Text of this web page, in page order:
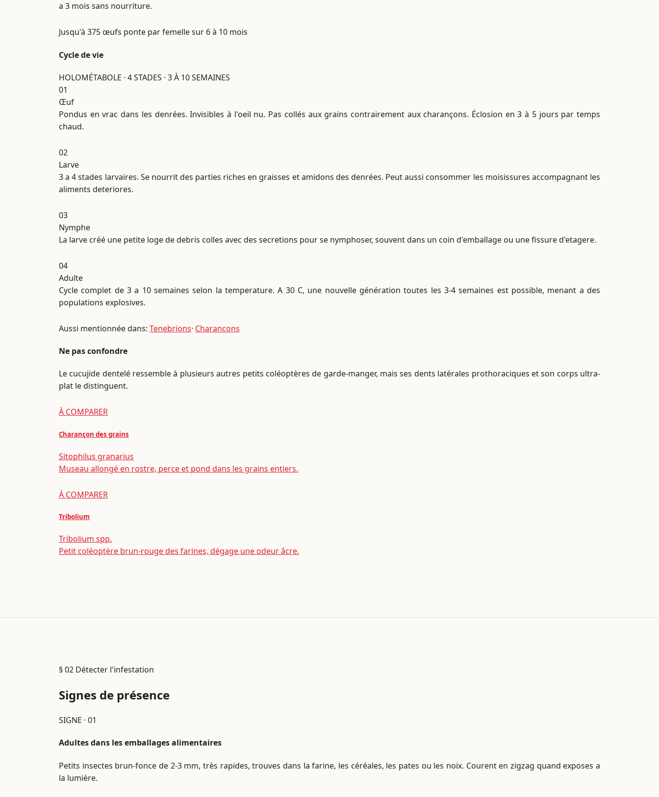
a 3 mois sans nourriture.
Jusqu'à 375 œufs ponte par femelle sur 6 à 10 mois
Cycle de vie
HOLOMÉTABOLE · 4 STADES · 3 À 10 SEMAINES
01
Œuf
Pondus en vrac dans les denrées. Invisibles à l'oeil nu. Pas collés aux grains contrairement aux charançons. Éclosion en 3 à 5 jours par temps
chaud.
02
Larve
3 a 4 stades larvaires. Se nourrit des parties riches en graisses et amidons des denrées. Peut aussi consommer les moisissures accompagnant les
aliments deteriores.
03
Nymphe
La larve créé une petite loge de debris colles avec des secretions pour se nymphoser, souvent dans un coin d'emballage ou une fissure d'etagere.
04
Adulte
Cycle complet de 3 a 10 semaines selon la temperature. A 30 C, une nouvelle génération toutes les 3-4 semaines est possible, menant a des
populations explosives.
Aussi mentionnée dans: Tenebrions· Charancons
Ne pas confondre
Le cucujide dentelé ressemble à plusieurs autres petits coléoptères de garde-manger, mais ses dents latérales prothoraciques et son corps ultra-
plat le distinguent.
À COMPARER
Charançon des grains
Sitophilus granarius
Museau allongé en rostre, perce et pond dans les grains entiers.
À COMPARER
Tribolium
Tribolium spp.
Petit coléoptère brun-rouge des farines, dégage une odeur âcre.
§ 02 Détecter l'infestation
Signes de présence
SIGNE · 01
Adultes dans les emballages alimentaires
Petits insectes brun-fonce de 2-3 mm, très rapides, trouves dans la farine, les céréales, les pates ou les noix. Courent en zigzag quand exposes a
la lumière.